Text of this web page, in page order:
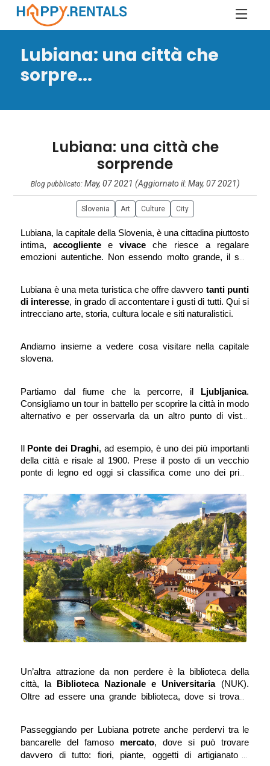
Lubiana: una città che
sorpre...
Lubiana: una città che
sorprende
Blog pubblicato: May, 07 2021 (Aggiornato il: May, 07 2021)
Slovenia Art Culture City
Lubiana, la capitale della Slovenia, è una cittadina piuttosto
intima, accogliente e vivace che riesce a regalare
emozioni autentiche. Non essendo molto grande, il suo
Lubiana è una meta turistica che offre davvero tanti punti
di interesse, in grado di accontentare i gusti di tutti. Qui si
intrecciano arte, storia, cultura locale e siti naturalistici.
Andiamo insieme a vedere cosa visitare nella capitale
slovena.
Partiamo dal fiume che la percorre, il Ljubljanica.
Consigliamo un tour in battello per scoprire la città in modo
alternativo e per osservarla da un altro punto di vista.
conferiscono un tocco molto romantico.
Ponte dei Draghi, ad esempio, è uno dei più importanti
della città e risale al 1900. Prese il posto di un vecchio
ponte di legno ed oggi si classifica come uno dei primi
composto da quattro draghi alati e feroci posizionati ai
quattro lati del ponte che fanno da guardia alla città e al
fiume che scorre sotto di esso. Il drago è il simbolo della
città: secondo la mitologia, Lubiana nasce grazie
all’impresa dell’eroe greco Giasone che sconfisse il drago
nei pressi della sorgente del fiume.
Un’altra attrazione da non perdere è la biblioteca della
città, la
Biblioteca Nazionale e Universitaria (NUK).
Oltre ad essere una grande biblioteca, dove si trovano
struttura è un quadro irregolare a quattro piani, con due
cortili interni e quattro ali. La facciata esterna è estrosa,
costituita da mattoni rossi e blocchi di pietra posti in modo
Passeggiando per Lubiana potrete anche perdervi tra le
bancarelle del famoso mercato, dove si può trovare
davvero di tutto: fiori, piante, oggetti di artigianato e